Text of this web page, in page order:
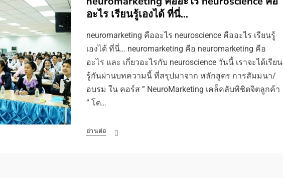
อะไร เรียนรู้เองได้ ที่นี่…
neuromarketing คืออะไร neuroscience คืออะไร เรียนรู้
เองได้ ที่นี่… neuromarketing คือ neuromarketing คือ
อะไร และ เกี่ยวอะไรกับ neuroscience วันนี้ เราจะได้เรียน
รู้กันผ่านบทความนี้ ที่สรุปมาจาก หลักสูตร การสัมมนา/
อบรม ใน คอร์ส ” NeuroMarketing เคล็คลับพิชิตจิตลูกค้า
” โด…
อ่านต่อ